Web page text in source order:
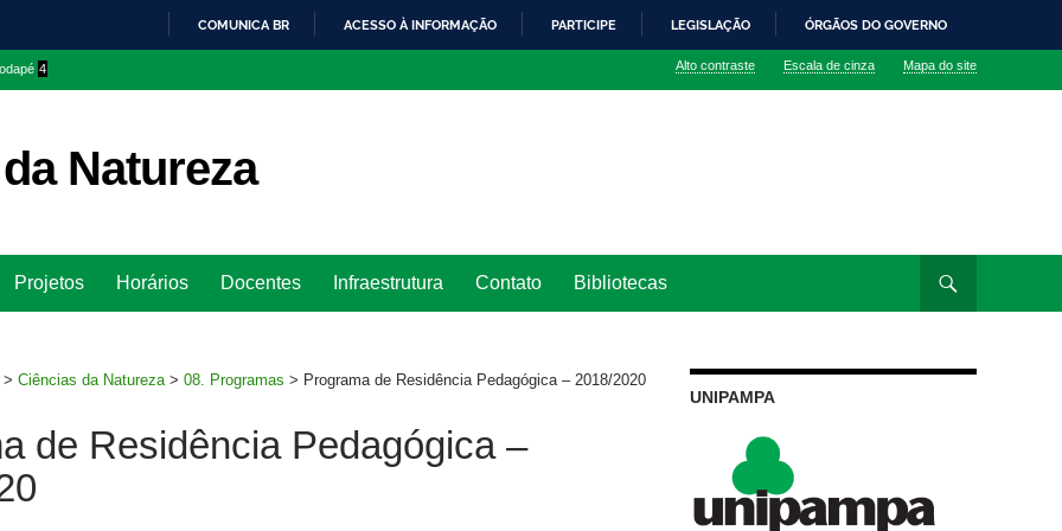
O
COMUNICA BR ACESSO À INFORMAÇÃO PARTICIPE LEGISLAÇÃO ÓRGÃOS DO GOVERNO
4 Alto contraste Escala de cinza Mapa do site
Natureza
para
Projetos Horários Docentes Infraestrutura Contato Bibliotecas
> Ciências da Natureza > 08. Programas > Programa de Residência Pedagógica – 2018/2020
de Residência Pedagógica –
UNIPAMPA